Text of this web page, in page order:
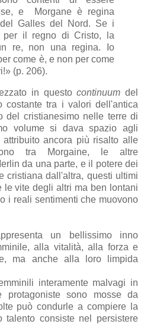
e Morgane è regina
Galles del Nord. Se i
per il regno di Cristo, la
re, non una regina. Io
come è, e non per come
(p. 206).
in questocontinuum del
costante tra i valori dell'antica
del cristianesimo nelle terre di
volume si dava spazio agli
ancora più risalto alle
tra Morgaine, le altre
da una parte, e il potere dei
cristiana dall'altra, questi ultimi
le vite degli altri ma ben lontani
i reali sentimenti che muovono
un bellissimo inno
alla vitalità, alla forza e
ma anche alla loro limpida
interamente malvagi in
sono mosse da
può condurle a compiere la
consiste nel persistere